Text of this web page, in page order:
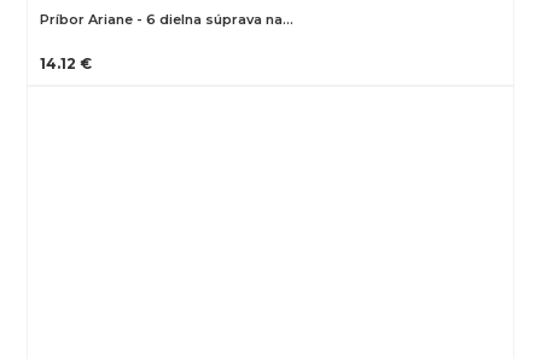
Príbor Ariane - 6 dielna súprava na…
14.12 €